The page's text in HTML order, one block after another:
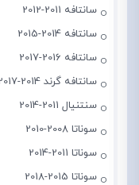
سانتافه 2011-2012
سانتافه 2014-2015
سانتافه 2016-2017
سانتافه گرند 2014-2017
سنتنیال 2011-2014
سوناتا 2008-2010
سوناتا 2011-2014
سوناتا 2015-2018